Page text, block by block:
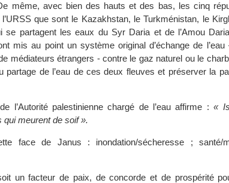
même, avec bien des hauts et des bas, les cinq
que sont le Kazakhstan, le Turkménistan, le
se partagent les eaux du Syr Daria et de l’Amou
mis au point un système original d’échange de l’eau
médiateurs étrangers - contre le gaz naturel ou le
partage de l’eau de ces deux fleuves et préserver la
l’Autorité palestinienne chargé de l’eau affirme :«
meurent de soif ».
face de Janus : inondation/sécheresse ; santé/
un facteur de paix, de concorde et de prospérité